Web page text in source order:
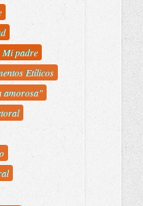
Mi padre
Etílicos
amorosa"